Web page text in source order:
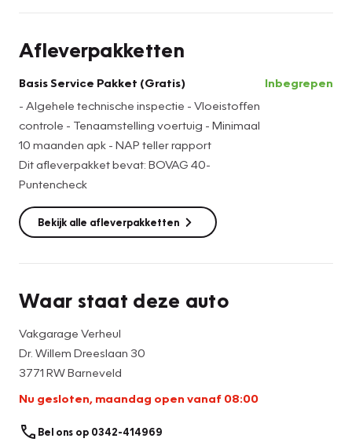
Afleverpakketten
Basis Service Pakket (Gratis)
- Algehele technische inspectie - Vloeistoffen
controle - Tenaamstelling voertuig - Minimaal
10 maanden apk - NAP teller rapport
Dit afleverpakket bevat: BOVAG 40-
Puntencheck
Inbegrepen
Bekijk alle afleverpakketten
Waar staat deze auto
Vakgarage Verheul
Dr. Willem Dreeslaan 30
3771 RW Barneveld
Nu gesloten, maandag open vanaf 08:00
Bel ons op 0342-414969